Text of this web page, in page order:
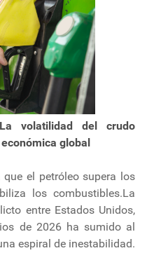
volatilidad del crudo
global
el petróleo supera los
los combustibles.La
entre Estados Unidos,
de 2026 ha sumido al
espiral de inestabilidad.